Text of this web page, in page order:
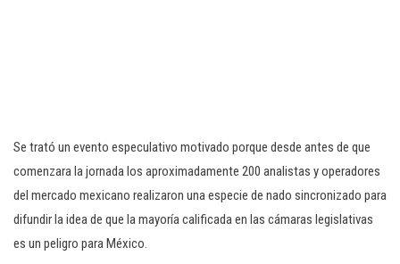
Se trató un evento especulativo motivado porque desde antes de que
comenzara la jornada los aproximadamente 200 analistas y operadores
del mercado mexicano realizaron una especie de nado sincronizado para
difundir la idea de que la mayoría calificada en las cámaras legislativas
es un peligro para México.